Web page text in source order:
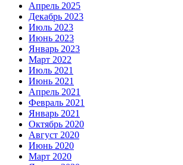
Апрель 2025
Декабрь 2023
Июль 2023
Июнь 2023
Январь 2023
Март 2022
Июль 2021
Июнь 2021
Апрель 2021
Февраль 2021
Январь 2021
Октябрь 2020
Август 2020
Июнь 2020
Март 2020